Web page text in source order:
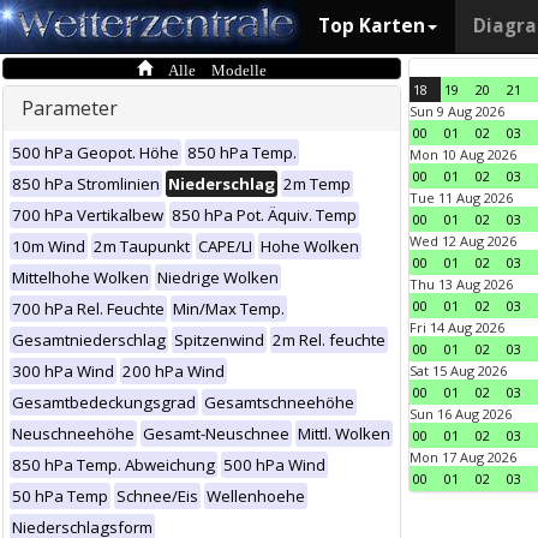
Top Karten
Alle Modelle
Parameter
500 hPa Geopot. Höhe 850 hPa Temp.
850 hPa Stromlinien Niederschlag 2m Temp
700 hPa Vertikalbew 850 hPa Pot. Äquiv. Temp
10m Wind 2m Taupunkt CAPE/LI Hohe Wolken
Mittelhohe Wolken Niedrige Wolken
700 hPa Rel. Feuchte Min/Max Temp.
Gesamtniederschlag Spitzenwind 2m Rel. feuchte
300 hPa Wind 200 hPa Wind
Gesamtbedeckungsgrad Gesamtschneehöhe
Neuschneehöhe Gesamt-Neuschnee Mittl. Wolken
850 hPa Temp. Abweichung 500 hPa Wind
50 hPa Temp Schnee/Eis Wellenhoehe
Niederschlagsform
18 19 20
21
Sun 9 Aug 2026
00
01 02
03
Mon 10 Aug 2026
00
01 02
03
Tue 11 Aug 2026
00
01 02
03
Wed 12 Aug 2026
00
01 02
03
Thu 13 Aug 2026
00
01 02
03
Fri 14 Aug 2026
00
01 02
03
Sat 15 Aug 2026
00
01 02
03
Sun 16 Aug 2026
00
01 02
03
Mon 17 Aug 2026
00
01 02 03